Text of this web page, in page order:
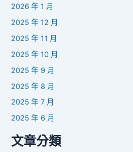
2026 年 1 月
2025 年 12 月
2025 年 11 月
2025 年 10 月
2025 年 9 月
2025 年 8 月
2025 年 7 月
2025 年 6 月
文章分類